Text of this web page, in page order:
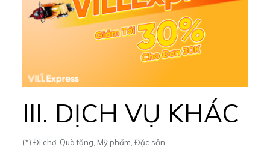
III. DỊCH VỤ KHÁC
(*) Đi chợ, Quà tặng, Mỹ phẩm, Đặc sản.